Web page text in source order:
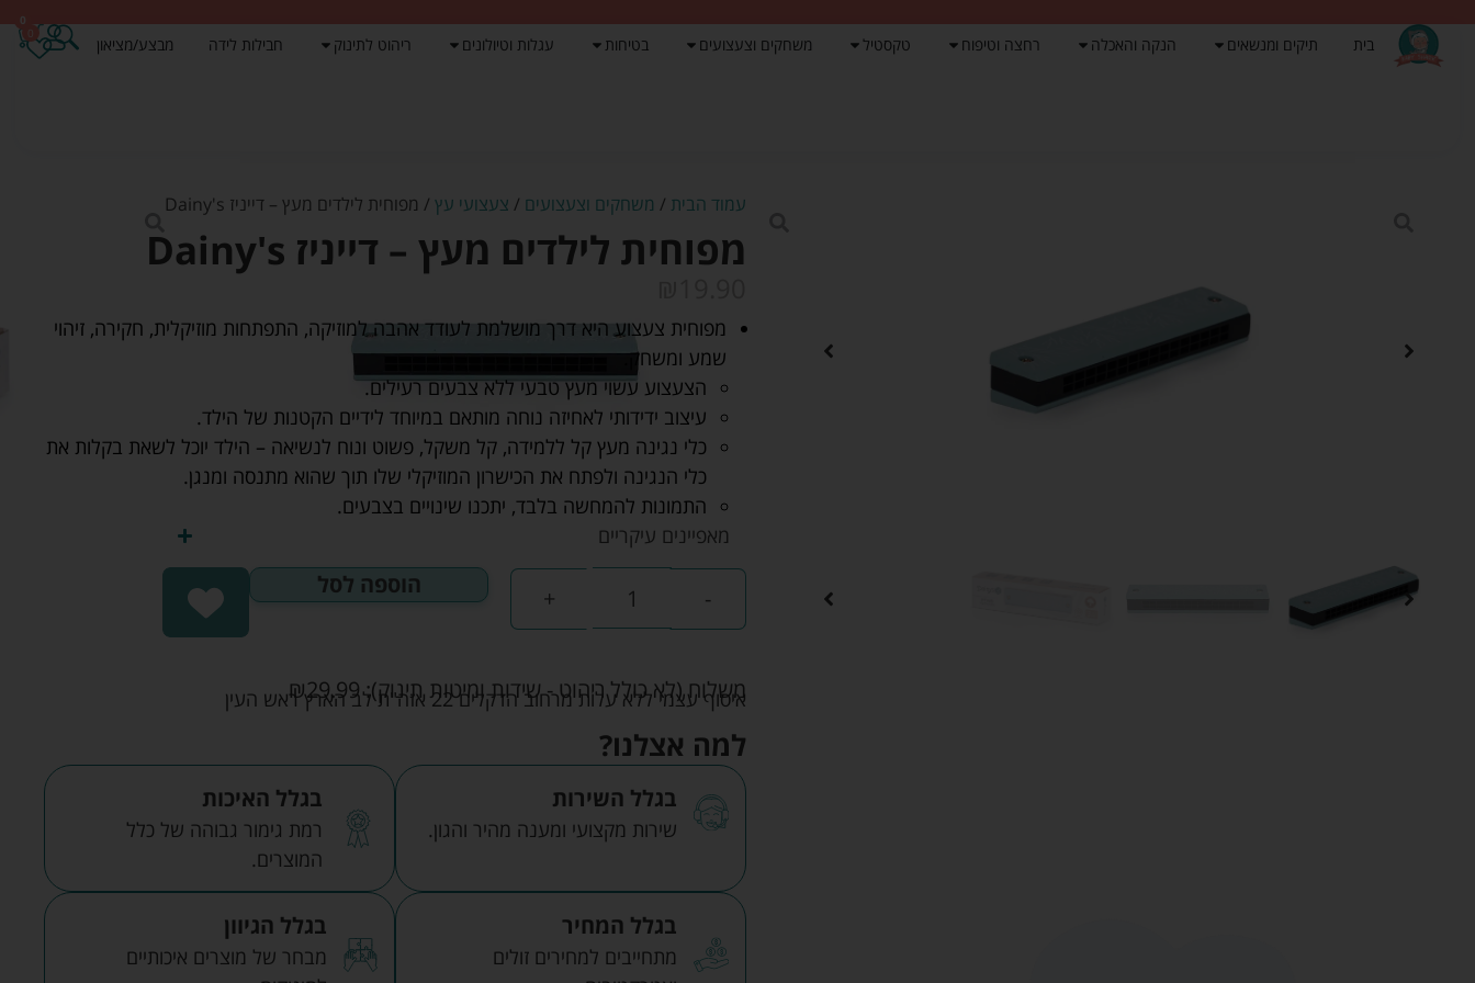
בית תיקים ומנשאים הנקה והאכלה רחצה וטיפוח טקסטיל משחקים וצעצועים בטיחות עגלות וטיולונים ריהוט לתינוק חבילות לידה מבצע/מציאון
0
עמוד הבית / משחקים וצעצועים / צעצועי עץ/ מפוחית לילדים מעץ – דייניז Dainy's
מפוחית לילדים מעץ – דייניז Dainy's
מפוחית צעצוע היא דרך מושלמת לעודד אהבה למוזיקה, התפתחות מוזיקלית, חקירה, זיהוי
שמע ומשחק.
הצעצוע עשוי מעץ טבעי ללא צבעים רעילים.
עיצוב ידידותי לאחיזה נוחה מותאם במיוחד לידיים הקטנות של הילד.
כלי נגינה מעץ קל ללמידה, קל משקל, פשוט ונוח לנשיאה – הילד יוכל לשאת בקלות את
כלי הנגינה ולפתח את הכישרון המוזיקלי שלו תוך שהוא מתנסה ומנגן.
התמונות להמחשה בלבד, יתכנו שינויים בצבעים.
מאפיינים עיקריים
-
+ הוספה לסל
משלוח (לא כולל ריהוט - שידות ומיטות תינוק): ₪29.99 איסוף עצמי ללא עלות מרחוב הדקלים 22 אזה"ת לב הארץ ראש העין
למה אצלנו?
בגלל השירות
שירות מקצועי ומענה מהיר והגון.
בגלל האיכות
רמת גימור גבוהה של כלל
המוצרים.
בגלל המחיר
מתחייבים למחירים זולים
בגלל הגיוון
מבחר של מוצרים איכותיים